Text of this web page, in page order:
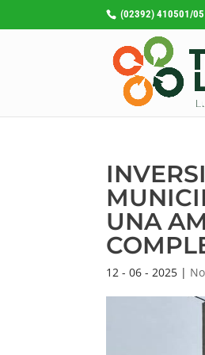
(02392) 410501/05
UNA
12 - 06 - 2025 |